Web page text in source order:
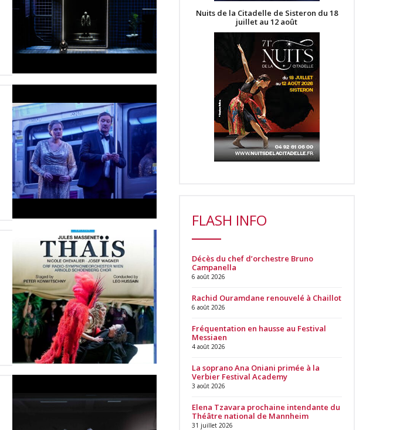
Nuits de la Citadelle de Sisteron du 18
juillet au 12 août
FLASH INFO
Décès du chef d’orchestre Bruno
Campanella
6 août 2026
Rachid Ouramdane renouvelé à Chaillot
6 août 2026
Fréquentation en hausse au Festival
Messiaen
4 août 2026
La soprano Ana Oniani primée à la
Verbier Festival Academy
3 août 2026
Elena Tzavara prochaine intendante du
Théâtre national de Mannheim
31 juillet 2026